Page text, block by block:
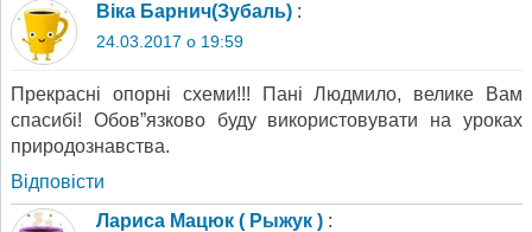
Віка Барнич(Зубаль) :
24.03.2017 о 19:59
Прекрасні опорні схеми!!! Пані Людмило, велике Вам
спасибі! Обов”язково буду використовувати на уроках
природознавства.
Відповіcти
Лариса Мацюк ( Рыжук ) :